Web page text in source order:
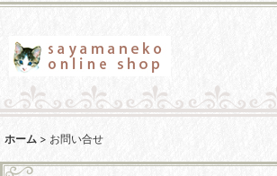
ホーム > お問い合せ